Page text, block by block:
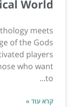
World
meets
of the Gods
players
who want
to...
קרא עוד »